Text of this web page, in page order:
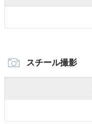
スチール撮影